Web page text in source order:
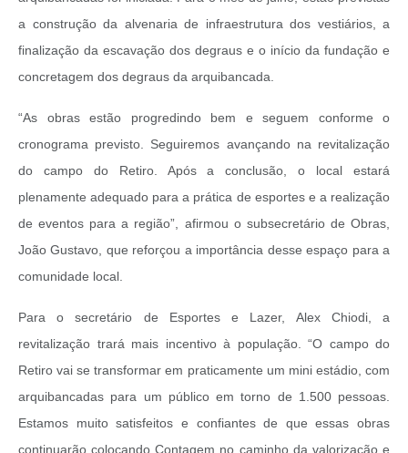
a construção da alvenaria de infraestrutura dos vestiários, a
finalização da escavação dos degraus e o início da fundação e
concretagem dos degraus da arquibancada.
“As obras estão progredindo bem e seguem conforme o
cronograma previsto. Seguiremos avançando na revitalização
do campo do Retiro. Após a conclusão, o local estará
plenamente adequado para a prática de esportes e a realização
de eventos para a região”, afirmou o subsecretário de Obras,
João Gustavo, que reforçou a importância desse espaço para a
comunidade local.
Para o secretário de Esportes e Lazer, Alex Chiodi, a
revitalização trará mais incentivo à população. “O campo do
Retiro vai se transformar em praticamente um mini estádio, com
arquibancadas para um público em torno de 1.500 pessoas.
Estamos muito satisfeitos e confiantes de que essas obras
continuarão colocando Contagem no caminho da valorização e